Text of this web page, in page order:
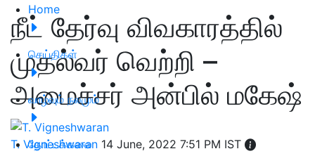
Home
செய்திகள்
வாழ்வும் நலமும்
தோட்டக்கலை
நீட் தேர்வு விவகாரத்தில்
முதல்வர் வெற்றி –
அமைச்சர் அன்பில் மகேஷ்
T. Vigneshwaran 14 June, 2022 7:51 PM IST